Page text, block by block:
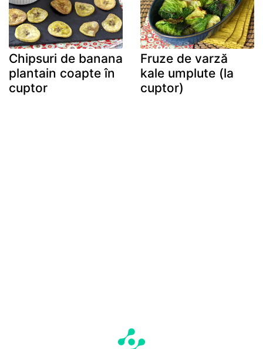
Chipsuri de banana
plantain coapte în
cuptor
Fruze de varză
kale umplute (la
cuptor)